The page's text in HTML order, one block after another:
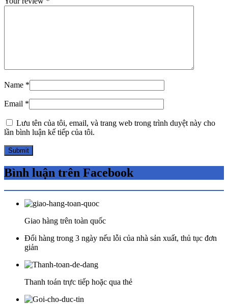
Name *
Email *
Lưu tên của tôi, email, và trang web trong trình duyệt này cho
lần bình luận kế tiếp của tôi.
Bình luận trên Facebook
Giao hàng trên toàn quốc
Đổi hàng trong 3 ngày nếu lỗi của nhà sản xuất, thủ tục đơn
giản
Thanh toán trực tiếp hoặc qua thẻ